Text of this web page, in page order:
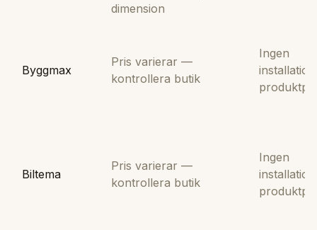
dimension
Byggmax
Pris varierar —
kontrollera butik
Ingen
Biltema
Pris varierar —
kontrollera butik
Ingen